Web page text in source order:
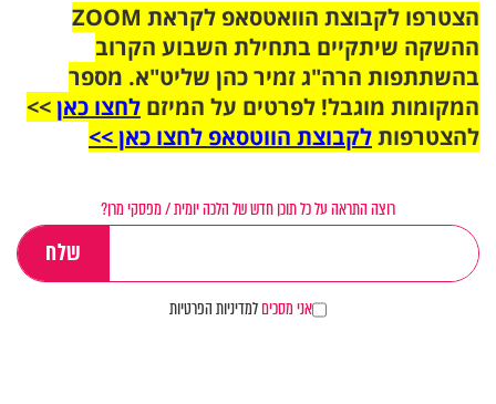
הצטרפו לקבוצת הוואטסאפ לקראת ZOOM
ההשקה שיתקיים בתחילת השבוע הקרוב
בהשתתפות הרה"ג זמיר כהן שליט"א. מספר
המקומות מוגבל! לפרטים על המיזם לחצו כאן>>
להצטרפותלקבוצת הווטסאפ לחצו כאן >>
רוצה התראה על כל תוכן חדש של הלכה יומית / מפסקי מרן?
אני מסכיםלמדיניות הפרטיות